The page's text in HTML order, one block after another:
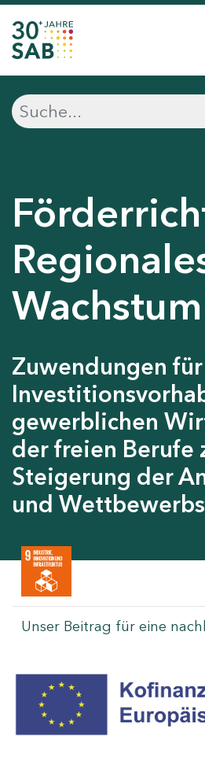
Wachstum
Zuwendungen für
gewerblichen
der freien Berufe
Steigerung der
und
Unser Beitrag für eine